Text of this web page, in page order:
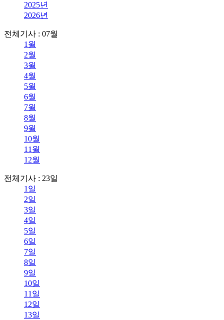
2025년
2026년
전체기사 : 07월
1월
2월
3월
4월
5월
6월
7월
8월
9월
10월
11월
12월
전체기사 : 23일
1일
2일
3일
4일
5일
6일
7일
8일
9일
10일
11일
12일
13일